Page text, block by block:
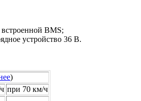
BMS;
устройство 36 В.
)
при 70 км/ч